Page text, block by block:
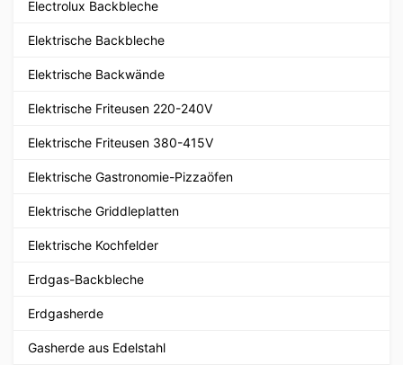
Electrolux Backbleche
Elektrische Backbleche
Elektrische Backwände
Elektrische Friteusen 220-240V
Elektrische Friteusen 380-415V
Elektrische Gastronomie-Pizzaöfen
Elektrische Griddleplatten
Elektrische Kochfelder
Erdgas-Backbleche
Erdgasherde
Gasherde aus Edelstahl